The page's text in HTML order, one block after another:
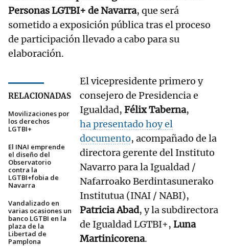
Personas LGTBI+ de Navarra, que será
sometido a exposición pública tras el proceso
de participación llevado a cabo para su
elaboración.
RELACIONADAS
Movilizaciones por
los derechos
LGTBI+
El INAI emprende
el diseño del
Observatorio
contra la
LGTBI+fobia de
Navarra
Vandalizado en
varias ocasiones un
banco LGTBI en la
plaza de la
Libertad de
Pamplona
El vicepresidente primero y
consejero de Presidencia e
Igualdad, Félix Taberna,
ha presentado hoy el
documento, acompañado de la
directora gerente del Instituto
Navarro para la Igualdad /
Nafarroako Berdintasunerako
Institutua (INAI / NABI),
Patricia Abad, y la subdirectora
de Igualdad LGTBI+, Luna
Martinicorena.